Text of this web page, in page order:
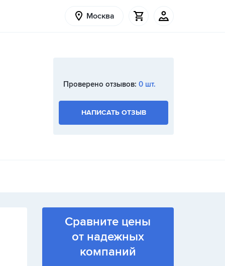
Москва
Проверено отзывов: 0 шт.
НАПИСАТЬ ОТЗЫВ
Сравните цены
от надежных
компаний